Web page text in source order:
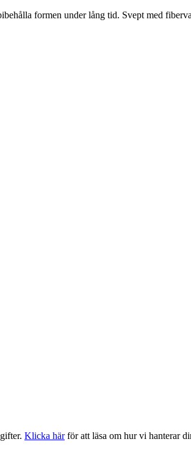
formen under lång tid. Svept med
Klicka härför att läsa om hur vi hanterar